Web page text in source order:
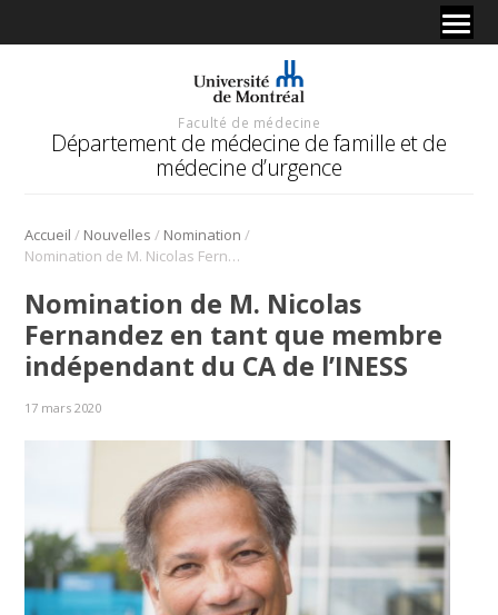
Faculté de médecine
Département de médecine de famille et de
médecine d’urgence
Accueil / Nouvelles / Nomination /
Nomination de M. Nicolas Fernandez en tant que membre indépendant du CA de l’INESS
Nomination de M. Nicolas
Fernandez en tant que membre
indépendant du CA de l’INESS
17 mars 2020